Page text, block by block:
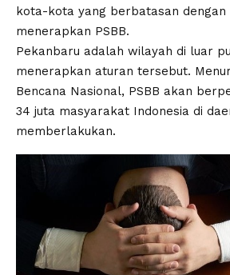
kota-kota yang berbatasan
menerapkan PSBB.
Pekanbaru adalah wilayah di luar
menerapkan aturan tersebut.
Bencana Nasional, PSBB akan
34 juta masyarakat Indonesia di
memberlakukan.